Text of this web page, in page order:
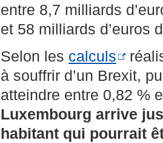
entre 8,7 milliards
et 58 milliards d’euros
Selon les calculs
à souffrir d’un Brexit,
atteindre entre 0,82 %
Luxembourg arrive
habitant qui pourrait